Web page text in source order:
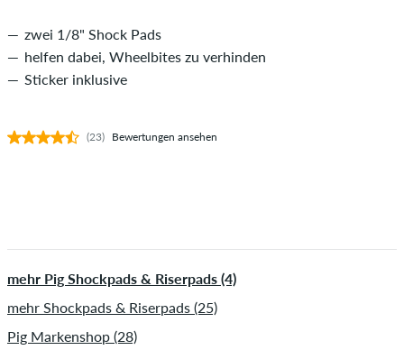
zwei 1/8" Shock Pads
helfen dabei, Wheelbites zu verhinden
Sticker inklusive
(23) Bewertungen ansehen
mehr Pig Shockpads & Riserpads (4)
mehr Shockpads & Riserpads (25)
Pig Markenshop (28)